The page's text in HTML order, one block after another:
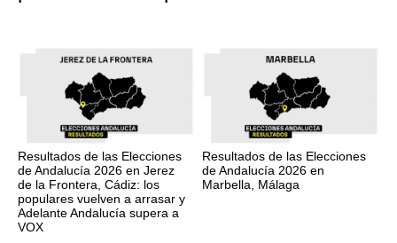
Resultados de las Elecciones
de Andalucía 2026 en Jerez
de la Frontera, Cádiz: los
populares vuelven a arrasar y
Adelante Andalucía supera a
VOX
Resultados de las Elecciones
de Andalucía 2026 en
Marbella, Málaga